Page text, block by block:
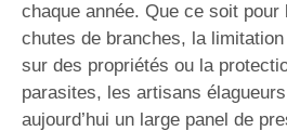
chaque année. Que ce soit pour
chutes de branches, la
sur des propriétés ou la
parasites, les artisans
aujourd’hui un large panel de